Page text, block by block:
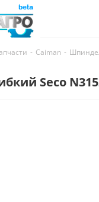
- Caiman -
Seco